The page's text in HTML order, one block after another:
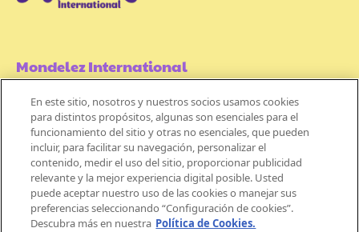
Mondelez International
Términos de uso
Políticas de Privacidad
Aviso de Cookie
En este sitio, nosotros y nuestros socios usamos cookies
para distintos propósitos, algunas son esenciales para el
funcionamiento del sitio y otras no esenciales, que pueden
incluir, para facilitar su navegación, personalizar el
contenido, medir el uso del sitio, proporcionar publicidad
relevante y la mejor experiencia digital posible. Usted
puede aceptar nuestro uso de las cookies o manejar sus
preferencias seleccionando “Configuración de cookies”.
Descubra más en nuestra Política de Cookies.